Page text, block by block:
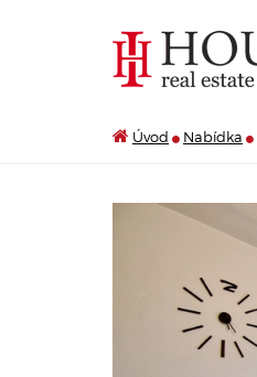
Úvod Nabídka